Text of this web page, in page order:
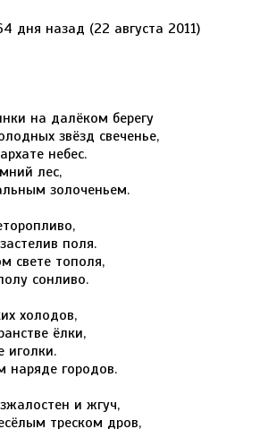
дня назад (22 августа 2011)
на далёком берегу
звёзд свеченье,
небес.
лес,
золоченьем.
поля.
свете тополя,
сонливо.
холодов,
ёлки,
иголки.
наряде городов.
и жгуч,
треском дров,